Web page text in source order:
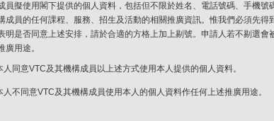
員擬使用閣下提供的個人資料，包括但不限於姓名、電話號碼、手機
成員的任何課程、服務、招生及活動的相關推廣資訊。惟我們必須先
明是否同意上述安排，請於合適的方格上加上剔號。申請人若不剔選
廣用途。
人同意VTC及其機構成員以上述方式使用本人提供的個人資料。
人不同意VTC及其機構成員使用本人的個人資料作任何上述推廣用途。